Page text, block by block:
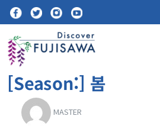
[Season:] 봄
MASTER